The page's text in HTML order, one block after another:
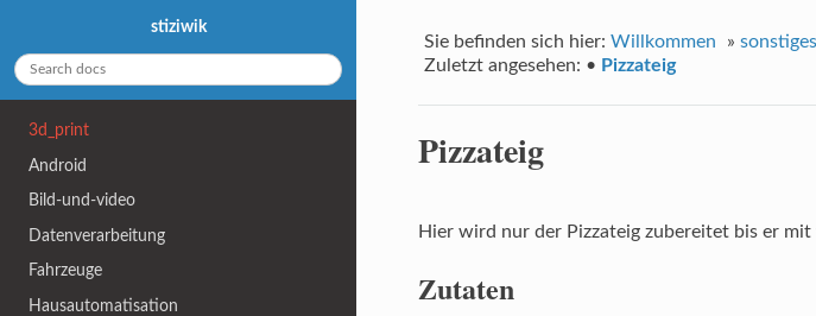
Sie befinden sich hier:Willkommen »sonstiges
Zuletzt angesehen: • Pizzateig
Pizzateig
Hier wird nur der Pizzateig zubereitet bis er
Zutaten
stiziwik
3d_print
Android
Bild-und-video
Datenverarbeitung
Fahrzeuge
Hausautomatisation